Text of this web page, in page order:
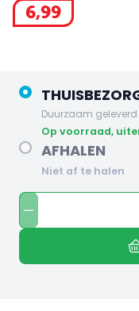
6,99
Duurzaam
op voorraad,
AFHALEN
Niet af te halen